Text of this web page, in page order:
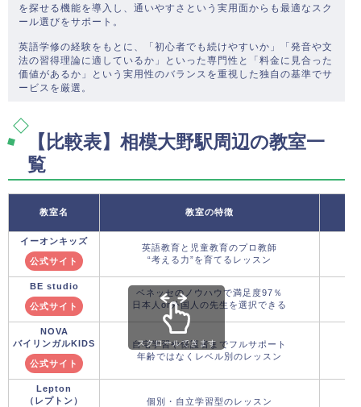
を探せる機能を導入し、通いやすさという実用面からも最適なスク
ール選びをサポート。
英語学修の経験をもとに、「初心者でも続けやすいか」「発音や文
法の習得理論に適しているか」といった専門性と「料金に見合った
価値があるか」という実用性のバランスを重視した独自の基準でサ
ービスを厳選。
【比較表】相模大野駅周辺の教室一
覧
教室名 教室の特徴
イーオンキッズ
公式サイト
英語教育と児童教育のプロ教師
“考える力”を育てるレッスン
BE studio
公式サイト
ベネッセのノウハウで満足度97％
日本人or外国人の先生を選択できる
NOVA
バイリンガルKIDS
公式サイト
自宅学習や保護者までフルサポート
年齢ではなくレベル別のレッスン
Lepton
（レプトン）
個別・自立学習型のレッスン
スクロールできます